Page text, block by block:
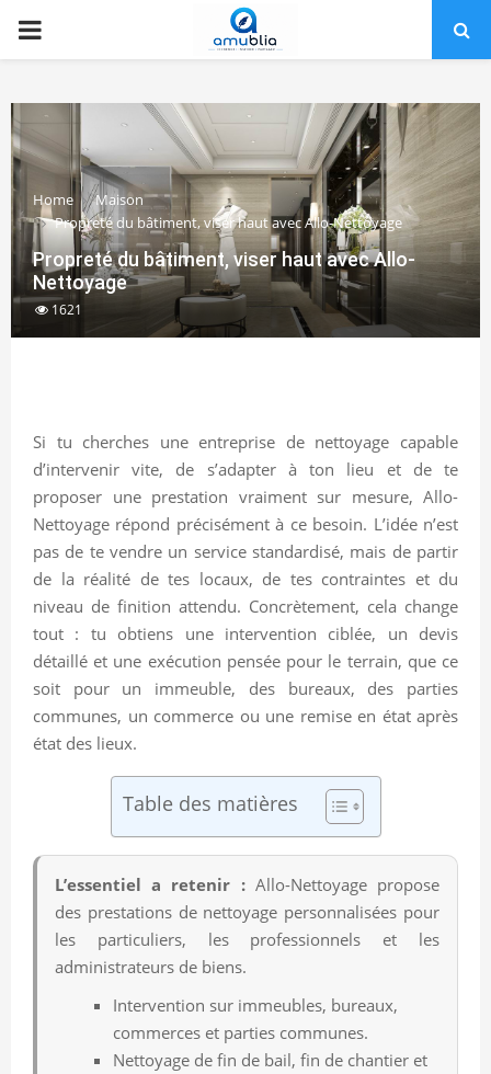
PRIMARY
Home
Maison
Propreté du bâtiment, viser haut avec Allo-Nettoyage
Propreté du bâtiment, viser haut avec Allo-
Nettoyage
1621
Si tu cherches une entreprise de nettoyage capable
d’intervenir vite, de s’adapter à ton lieu et de te
proposer une prestation vraiment sur mesure, Allo-
Nettoyage répond précisément à ce besoin. L’idée n’est
pas de te vendre un service standardisé, mais de partir
de la réalité de tes locaux, de tes contraintes et du
niveau de finition attendu. Concrètement, cela change
tout : tu obtiens une intervention ciblée, un devis
détaillé et une exécution pensée pour le terrain, que ce
soit pour un immeuble, des bureaux, des parties
communes, un commerce ou une remise en état après
état des lieux.
Table des matières
L’essentiel a retenir :Allo-Nettoyage propose
des prestations de nettoyage personnalisées pour
les particuliers, les professionnels et les
administrateurs de biens.
Intervention sur immeubles, bureaux,
commerces et parties communes.
Nettoyage de fin de bail, fin de chantier et